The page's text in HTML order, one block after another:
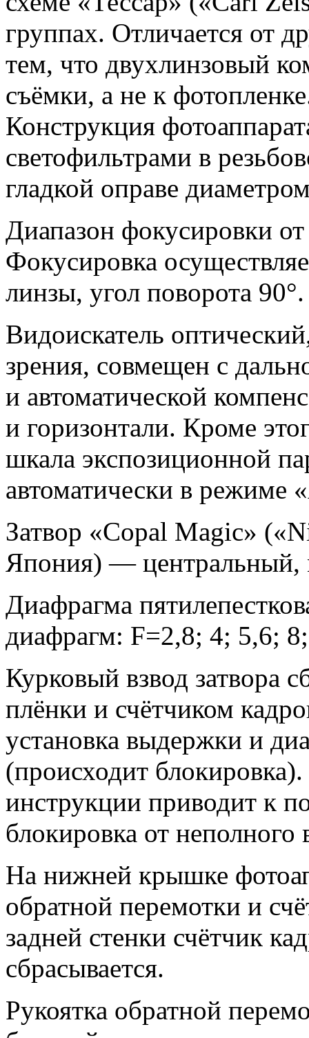
группах. Отличается от
тем, что двухлинзовый
съёмки, а не к
Конструкция
светофильтрами в
гладкой оправе
Диапазон фокусировки
Фокусировка
линзы, угол поворота 90°.
Видоискатель
зрения, совмещен с
и автоматической
и горизонтали. Кроме
шкала экспозиционной
автоматически в режиме
Затвор «Copal Magic»
Япония) — центральный,
Диафрагма
диафрагм: F=2,8; 4; 5,6;
Курковый взвод затвора
плёнки и счётчиком
установка выдержки и
(происходит
инструкции приводит к
блокировка от неполного
На нижней крышке
обратной перемотки и
задней стенки счётчик
сбрасывается.
Рукоятка обратной